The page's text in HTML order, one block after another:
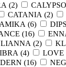
(2)
CATANIA (2)
(6)
(16)
(2)
(4) LOVE
(16)